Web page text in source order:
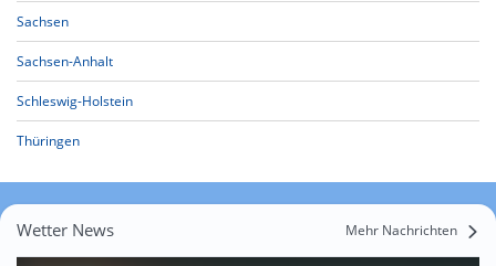
Sachsen
Sachsen-Anhalt
Schleswig-Holstein
Thüringen
Wetter News Mehr Nachrichten